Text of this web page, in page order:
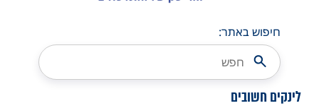
חיפוש באתר:
לינקים חשובים